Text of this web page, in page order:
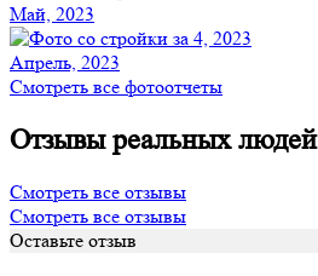
Май, 2023
Апрель, 2023
Смотреть все фотоотчеты
Отзывы реальных людей
Смотреть все отзывы
Смотреть все отзывы
Оставьте отзыв